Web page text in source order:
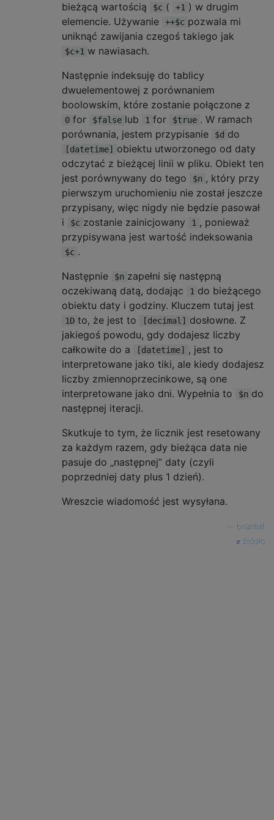
bieżącą wartością
$c ( +1 ) w drugim
elemencie. Używanie
++$c pozwala mi
uniknąć zawijania czegoś takiego jak
$c+1 w nawiasach.
Następnie indeksuję do tablicy
dwuelementowej z porównaniem
boolowskim, które zostanie połączone z
0 for $false lub 1 for $true . W ramach
porównania, jestem przypisanie
$d do
[datetime]
obiektu utworzonego od daty
odczytać z bieżącej linii w pliku. Obiekt ten
jest porównywany do tego
$n , który przy
pierwszym uruchomieniu nie został jeszcze
przypisany, więc nigdy nie będzie pasował
i
$c zostanie zainicjowany 1 , ponieważ
przypisywana jest wartość indeksowania
$c .
Następnie
$n zapełni się następną
oczekiwaną datą, dodając
1 do bieżącego
obiektu daty i godziny. Kluczem tutaj jest
1D to, że jest to [decimal]
dosłowne. Z
jakiegoś powodu, gdy dodajesz liczby
całkowite do a
[datetime]
, jest to
interpretowane jako tiki, ale kiedy dodajesz
liczby zmiennoprzecinkowe, są one
interpretowane jako dni. Wypełnia to
$n do
następnej iteracji.
Skutkuje to tym, że licznik jest resetowany
za każdym razem, gdy bieżąca data nie
pasuje do „następnej” daty (czyli
poprzedniej daty plus 1 dzień).
Wreszcie wiadomość jest wysyłana.
briantist
źródło